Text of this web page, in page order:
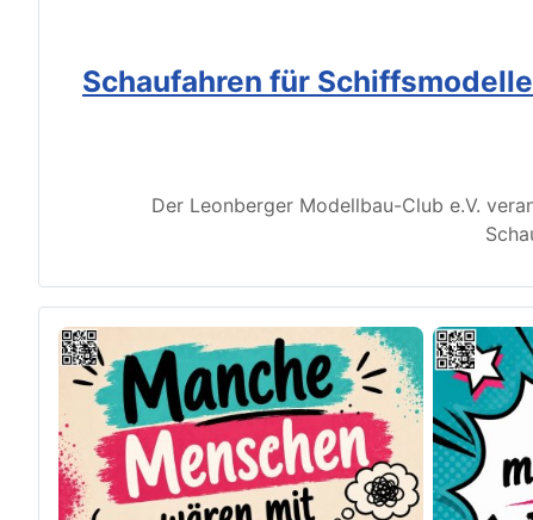
Schaufahren für
Der Leonberger Modellbau-Club e.V.